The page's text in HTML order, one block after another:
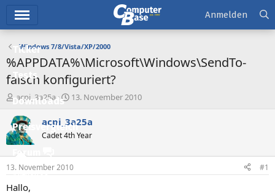
Ticker
Tests
Downloads
Preisvergleich
Forum
Aktuelles
Anmelden
Windows 7/8/Vista/XP/2000
%APPDATA%\Microsoft\Windows\SendTo-
falsch konfiguriert?
E
r
s
t
e
e
r
acpi_3a25a
E
s
t
e
l
t
13. November 2010
acpi_3a25a
Cadet 4th Year
13. November 2010 #1
Hallo,